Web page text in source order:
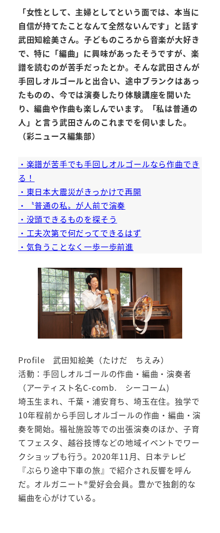
「女性として、主婦としてという面では、本当に
自信が持てたことなんて全然ないんです」と話す
武田知絵美さん。子どものころから音楽が大好き
で、特に「編曲」に興味があったそうですが、楽
譜を読むのが苦手だったとか。そんな武田さんが
手回しオルゴールと出合い、途中ブランクはあっ
たものの、今では演奏したり体験講座を開いた
り、編曲や作曲も楽しんでいます。「私は普通の
人」と言う武田さんのこれまでを伺いました。
（彩ニュース編集部）
・楽譜が苦手でも手回しオルゴールなら作曲でき
る！
・東日本大震災がきっかけで再開
・〝普通の私〟が人前で演奏
・没頭できるものを探そう
・工夫次第で何だってできるはず
・気負うことなく一歩一歩前進
Profile 武田知絵美（たけだ ちえみ）
活動：手回しオルゴールの作曲・編曲・演奏者
（アーティスト名C-comb. シーコーム)
埼玉生まれ、千葉・浦安育ち、埼玉在住。独学で
10年程前から手回しオルゴールの作曲・編曲・演
奏を開始。福祉施設等での出張演奏のほか、子育
てフェスタ、越谷技博などの地域イベントでワー
クショップも行う。2020年11月、日本テレビ
『ぶらり途中下車の旅』で紹介され反響を呼ん
だ。オルガニート®️愛好会会員。豊かで独創的な
編曲を心がけている。